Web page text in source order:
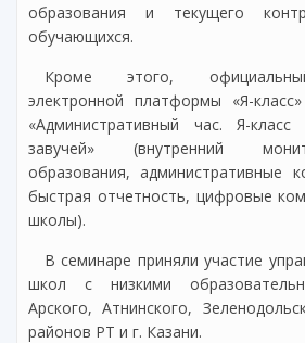
образования и текущего
обучающихся.
Кроме этого,
электронной платформы «Я-
«Административный час. Я-
завучей» (внутренний
образования, административные
быстрая отчетность, цифровые
школы).
В семинаре приняли участие
школ с низкими
Арского, Атнинского,
районов РТ и г. Казани.